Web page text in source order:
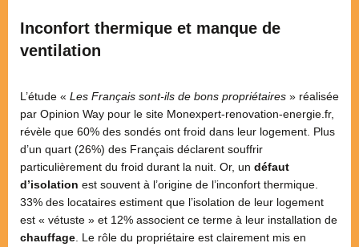
Inconfort thermique et manque de
ventilation
L’étude « Les Français sont-ils de bons propriétaires » réalisée
par Opinion Way pour le site Monexpert-renovation-energie.fr,
révèle que 60% des sondés ont froid dans leur logement. Plus
d’un quart (26%) des Français déclarent souffrir
particulièrement du froid durant la nuit. Or, un défaut
d’isolation est souvent à l’origine de l’inconfort thermique.
33% des locataires estiment que l’isolation de leur logement
est « vétuste » et 12% associent ce terme à leur installation de
chauffage . Le rôle du propriétaire est clairement mis en